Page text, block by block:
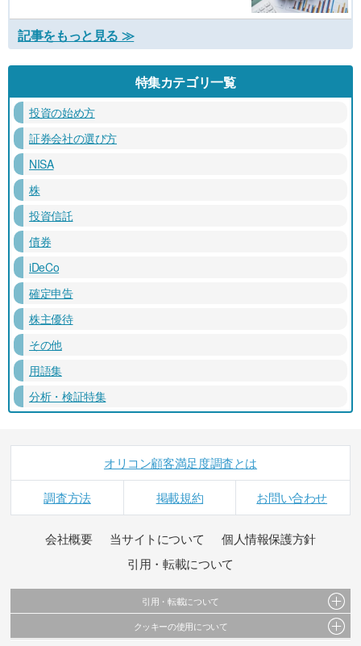
記事をもっと見る ≫
特集カテゴリ一覧
投資の始め方
証券会社の選び方
NISA
株
投資信託
債券
iDeCo
確定申告
株主優待
その他
用語集
分析・検証特集
オリコン顧客満足度調査とは
調査方法 掲載規約 お問い合わせ
会社概要 当サイトについて
個人情報保護方針
引用・転載について
引用・転載について
当サイトで公開されている情報（文字、写真、イラスト、画像データ等）及びこれらの配
クッキーの使用について